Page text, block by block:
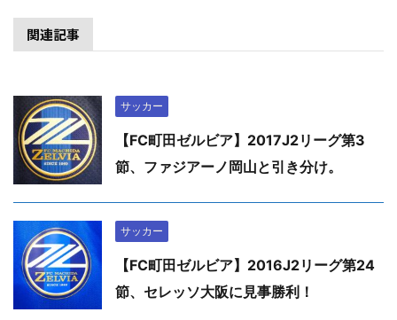
関連記事
サッカー
【FC町田ゼルビア】2017J2リーグ第3
節、ファジアーノ岡山と引き分け。
サッカー
【FC町田ゼルビア】2016J2リーグ第24
節、セレッソ大阪に見事勝利！